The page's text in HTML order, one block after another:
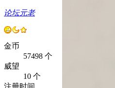
论坛元老
金币
57498 个
威望
10 个
注册时间